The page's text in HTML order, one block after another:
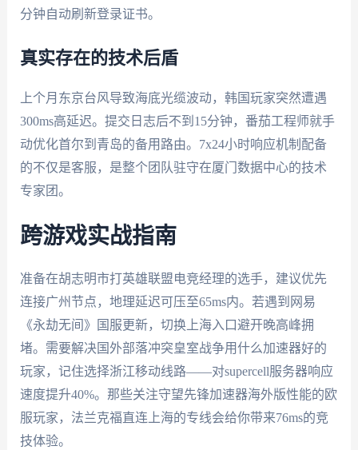
分钟自动刷新登录证书。
真实存在的技术后盾
上个月东京台风导致海底光缆波动，韩国玩家突然遭遇
300ms高延迟。提交日志后不到15分钟，番茄工程师就手
动优化首尔到青岛的备用路由。7x24小时响应机制配备
的不仅是客服，是整个团队驻守在厦门数据中心的技术
专家团。
跨游戏实战指南
准备在胡志明市打英雄联盟电竞经理的选手，建议优先
连接广州节点，地理延迟可压至65ms内。若遇到网易
《永劫无间》国服更新，切换上海入口避开晚高峰拥
堵。需要解决国外部落冲突皇室战争用什么加速器好的
玩家，记住选择浙江移动线路——对supercell服务器响应
速度提升40%。那些关注守望先锋加速器海外版性能的欧
服玩家，法兰克福直连上海的专线会给你带来76ms的竞
技体验。